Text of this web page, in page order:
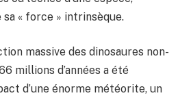
« force » intrinsèque.
massive des dinosaures non-
millions d’années a été
d’une énorme météorite, un